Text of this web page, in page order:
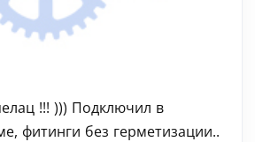
!!! ))) Подключил в
фитинги без герметизации..